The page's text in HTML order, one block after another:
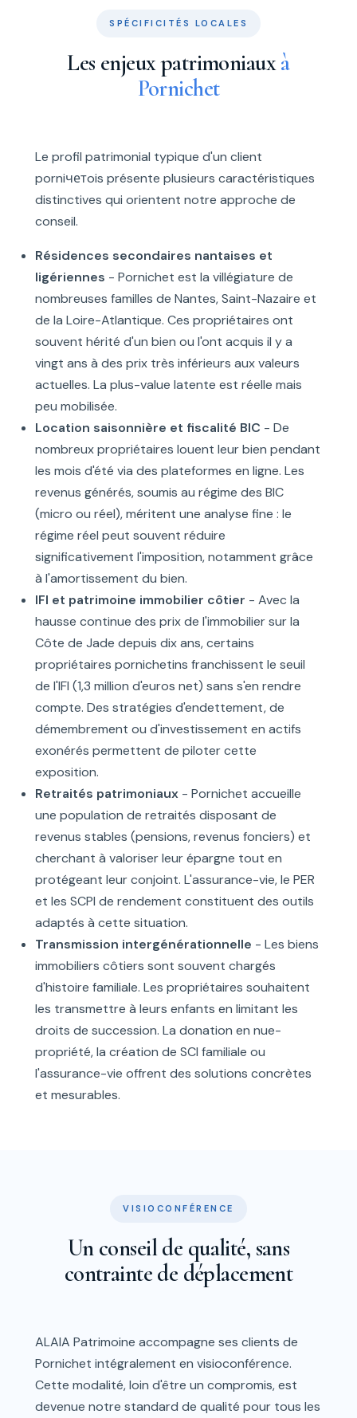
SPÉCIFICITÉS LOCALES
Les enjeux patrimoniauxà
Pornichet
Le profil patrimonial typique d'un client
porniчетois présente plusieurs caractéristiques
distinctives qui orientent notre approche de
conseil.
Résidences secondaires nantaises et
ligériennes - Pornichet est la villégiature de
nombreuses familles de Nantes, Saint-Nazaire et
de la Loire-Atlantique. Ces propriétaires ont
souvent hérité d'un bien ou l'ont acquis il y a
vingt ans à des prix très inférieurs aux valeurs
actuelles. La plus-value latente est réelle mais
peu mobilisée.
Location saisonnière et fiscalité BIC - De
nombreux propriétaires louent leur bien pendant
les mois d'été via des plateformes en ligne. Les
revenus générés, soumis au régime des BIC
(micro ou réel), méritent une analyse fine : le
régime réel peut souvent réduire
significativement l'imposition, notamment grâce
à l'amortissement du bien.
IFI et patrimoine immobilier côtier - Avec la
hausse continue des prix de l'immobilier sur la
Côte de Jade depuis dix ans, certains
propriétaires pornichetins franchissent le seuil
de l'IFI (1,3 million d'euros net) sans s'en rendre
compte. Des stratégies d'endettement, de
démembrement ou d'investissement en actifs
exonérés permettent de piloter cette
exposition.
Retraités patrimoniaux - Pornichet accueille
une population de retraités disposant de
revenus stables (pensions, revenus fonciers) et
cherchant à valoriser leur épargne tout en
protégeant leur conjoint. L'assurance-vie, le PER
et les SCPI de rendement constituent des outils
adaptés à cette situation.
Transmission intergénérationnelle - Les biens
immobiliers côtiers sont souvent chargés
d'histoire familiale. Les propriétaires souhaitent
les transmettre à leurs enfants en limitant les
droits de succession. La donation en nue-
propriété, la création de SCI familiale ou
l'assurance-vie offrent des solutions concrètes
et mesurables.
VISIOCONFÉRENCE
Un conseil de qualité, sans
contrainte de déplacement
ALAIA Patrimoine accompagne ses clients de
Pornichet intégralement en visioconférence.
Cette modalité, loin d'être un compromis, est
devenue notre standard de qualité pour tous les